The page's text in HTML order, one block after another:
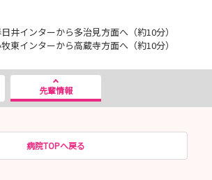
井インターから多治見方面へ（約10分）
東インターから高蔵寺方面へ（約10分）
先輩情報
病院TOPへ戻る